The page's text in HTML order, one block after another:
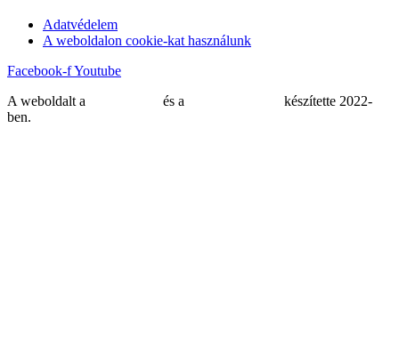
Adatvédelem
A weboldalon cookie-kat használunk
Facebook-fYoutube
A weboldalt a
és a
készítette 2022-
ben.